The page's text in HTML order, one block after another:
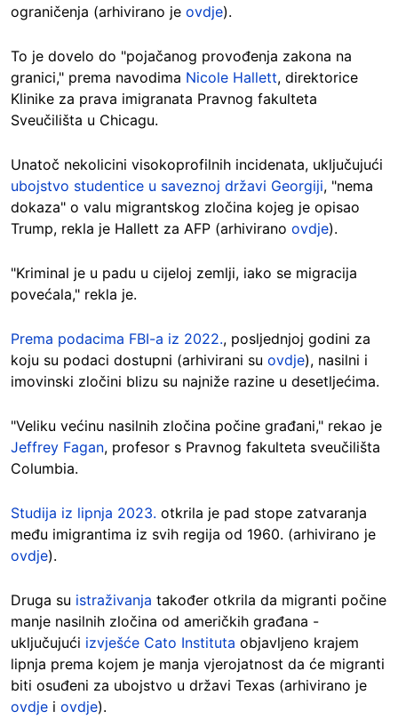
ograničenja (arhivirano je ovdje).
To je dovelo do "pojačanog provođenja zakona na
granici," prema navodima Nicole Hallett, direktorice
Klinike za prava imigranata Pravnog fakulteta
Sveučilišta u Chicagu.
Unatoč nekolicini visokoprofilnih incidenata, uključujući
ubojstvo studentice u saveznoj državi Georgiji, "nema
dokaza" o valu migrantskog zločina kojeg je opisao
Trump, rekla je Hallett za AFP (arhivirano ovdje).
"Kriminal je u padu u cijeloj zemlji, iako se migracija
povećala," rekla je.
Prema podacima FBI-a iz 2022., posljednjoj godini za
koju su podaci dostupni (arhivirani su ovdje), nasilni i
imovinski zločini blizu su najniže razine u desetljećima.
"Veliku većinu nasilnih zločina počine građani," rekao je
Jeffrey Fagan, profesor s Pravnog fakulteta sveučilišta
Columbia.
Studija iz lipnja 2023. otkrila je pad stope zatvaranja
među imigrantima iz svih regija od 1960. (arhivirano je
ovdje).
Druga su istraživanja također otkrila da migranti počine
manje nasilnih zločina od američkih građana -
uključujući izvješće Cato Instituta objavljeno krajem
lipnja prema kojem je manja vjerojatnost da će migranti
biti osuđeni za ubojstvo u državi Texas (arhivirano je
ovdje i ovdje).